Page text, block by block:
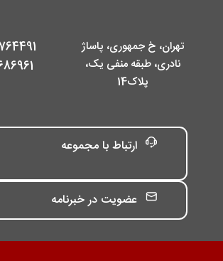
تهران، خ جمهوری، پاساژ
نادری، طبقه منفی یک،
پلاک14
ارتباط با مجموعه
عضویت در خبرنامه